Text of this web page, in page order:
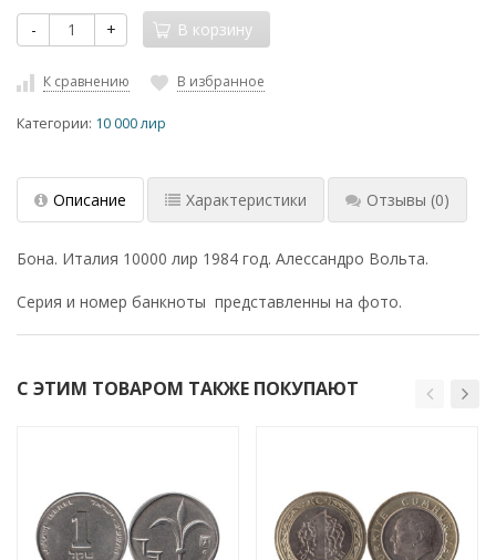
- + В корзину
К сравнению В избранное
Категории: 10 000 лир
Описание Характеристики Отзывы (0)
Бона. Италия 10000 лир 1984 год. Алессандро Вольта.
Серия и номер банкноты представленны на фото.
С ЭТИМ ТОВАРОМ ТАКЖЕ ПОКУПАЮТ